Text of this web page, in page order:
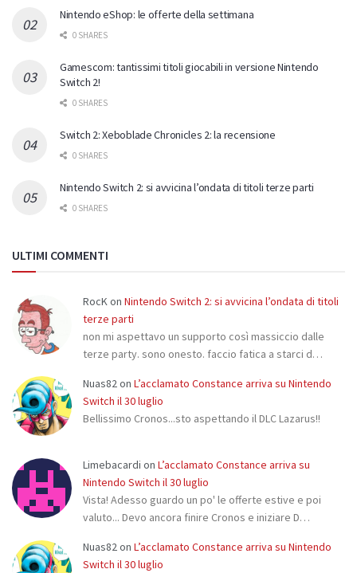
Nintendo eShop: le offerte della settimana
0 SHARES
Gamescom: tantissimi titoli giocabili in versione Nintendo
Switch 2!
0 SHARES
Switch 2: Xeboblade Chronicles 2: la recensione
0 SHARES
Nintendo Switch 2: si avvicina l’ondata di titoli terze parti
0 SHARES
ULTIMI COMMENTI
RocKon Nintendo Switch 2: si avvicina l’ondata di titoli
terze parti
non mi aspettavo un supporto così massiccio dalle
terze party. sono onesto. faccio fatica a starci d…
Nuas82 on L’acclamato Constance arriva su Nintendo
Switch il 30 luglio
Bellissimo Cronos...sto aspettando il DLC Lazarus!!
Limebacardi on L’acclamato Constance arriva su
Nintendo Switch il 30 luglio
Vista! Adesso guardo un po' le offerte estive e poi
valuto... Devo ancora finire Cronos e iniziare D…
Nuas82on L’acclamato Constance arriva su Nintendo
Switch il 30 luglio